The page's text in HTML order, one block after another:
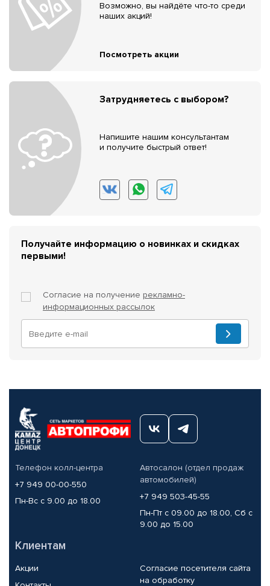
Возможно, вы найдёте что-то среди
наших акций!
Посмотреть акции
Затрудняетесь с выбором?
Напишите нашим консультантам
и получите быстрый ответ!
Получайте информацию о новинках и скидках
первыми!
Согласие на получение рекламно-
информационных рассылок
Телефон колл-центра
+7 949 00-00-550
Пн-Вс с 9.00 до 18.00
Автосалон (отдел продаж
автомобилей)
+7 949 503-45-55
Пн-Пт с 09.00 до 18.00, Сб с
9.00 до 15.00
Клиентам
Акции
Согласие посетителя сайта
на обработку